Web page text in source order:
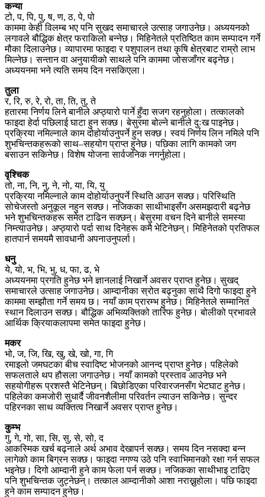
कन्या
टो, प, पि, पु, ष, ण, ठ, पे, पो
काममा केही विलम्ब भए पनि सुखद समाचारले उत्साह जगाउनेछ। अध्ययनको
लगावले बौद्धिक क्षेत्र फराकिलो बन्नेछ। मिहिनेतले प्रतिष्ठित काम सम्पादन गर्ने
मौका दिलाउनेछ। व्यापारमा फाइदा र पशुपालन तथा कृषि क्षेत्रबाट राम्रो लाभ
मिल्नेछ। सन्तान वा अनुयायीको साथले पनि काममा जोसजाँगर बढ्नेछ।
अध्ययनमा भने त्यति समय दिन नसकिएला।
तुला
र, रि, रु, रे, रो, ता, ति, तु, ते
हतारमा निर्णय लिने बानीले अप्ठ्यारो पार्ने हुँदा सजग रहनुहोला। तत्कालको
फाइदा हेर्दा पछिलाई घाटा हुन सक्छ। बेसुरमा बोल्ने बानीले दुःख पाइनेछ।
प्रक्रिया नमिल्नाले काम दोहोर्याउनुपर्ने हुन सक्छ। स्वयं निर्णय लिन नमिले पनि
शुभचिन्तकहरूको साथ–सहयोग प्राप्त हुनेछ। पछिका लागि कामको जग
बसाउन सकिनेछ। विशेष योजना सार्वजनिक नगर्नुहोला।
वृश्चिक
तो, ना, नि, नु, ने, नो, या, यि, यु
प्रक्रिया नमिल्नाले काम दोहोर्याउनुपर्ने स्थिति आउन सक्छ। परिस्थिति
सोचेजस्तो अनुकूल नहुन सक्छ। नजिकका साथीभाइसँग असमझदारी बढ्नेछ
भने शुभचिन्तकहरू समेत टाढिन सक्छन्। बेसुरमा वचन दिने बानीले समस्या
निम्त्याउनेछ। अप्ठ्यारो पर्दा साथ दिनेहरू कमै भेटिनेछन्। मिहिनेतको प्रतिफल
हातपार्न समयमै सावधानी अपनाउनुपर्ला।
धनु
ये, यो, भ, भि, भु, ध, फा, ढ, भे
अध्ययनमा प्रगति हुनेछ भने ज्ञानलाई निखार्ने अवसर प्राप्त हुनेछ। सुखद्
समाचारले उत्साह जगाउनेछ। आम्दानीका स्रोत बढ्नुका साथै दिगो फाइदा हुने
काममा सम्झौता गर्ने समय छ। नयाँ काम प्रारम्भ हुनेछ। मिहिनेतले सम्मानित
स्थान दिलाउन सक्छ। बौद्धिक अभिव्यक्तिको तारिफ हुनेछ। बोलीको प्रभावले
आर्थिक क्रियाकलापमा समेत फाइदा हुनेछ।
मकर
भो, ज, जि, खि, खु, खे, खो, गा, गि
रमाइलो जमघटका बीच स्वादिष्ट भोजनको आनन्द प्राप्त हुनेछ। पहिलेको
सफलताले थप हौसला जगाउनेछ। नयाँ कामको प्रस्ताव आउनेछ भने
सहयोगीहरू प्रशस्तै भेटिनेछन्। बिछोडिएका परिवारजनसँग भेटघाट हुनेछ।
पहिलेका कमजोरी सुधार्दै जीवनशैलीमा परिवर्तन ल्याउन सकिनेछ। सुन्दर
पहिरनका साथ व्यक्तित्व निखार्ने अवसर प्राप्त हुनेछ।
कुम्भ
गु, गे, गो, सा, सि, सु, से, सो, द
आकस्मिक खर्च बढ्नाले अर्थ अभाव देखापर्न सक्छ। समय दिन नसक्दा बन्न
लागेको काम बिग्रन सक्छ। फाइदा नगण्य उठे पनि स्वाभिमानको रक्षा गर्न सफल
भइनेछ। दिगो आम्दानी हुने काम फेला पर्न सक्छ। नजिकका साथीभाइ टाढिए
पनि शुभचिन्तक जुट्नेछन्। तत्काल आम्दानीको आशा नराख्नुहोला। पछि फाइदा
हुने काम सम्पादन हुनेछ।